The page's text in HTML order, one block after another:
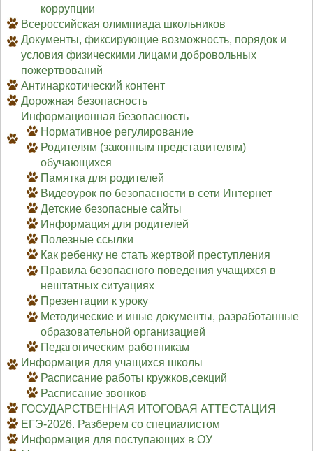
коррупции
Всероссийская олимпиада школьников
Документы, фиксирующие возможность, порядок и
условия физическими лицами добровольных
пожертвований
Антинаркотический контент
Дорожная безопасность
Информационная безопасность
Нормативное регулирование
Родителям (законным представителям)
обучающихся
Памятка для родителей
Видеоурок по безопасности в сети Интернет
Детские безопасные сайты
Информация для родителей
Полезные ссылки
Как ребенку не стать жертвой преступления
Правила безопасного поведения учащихся в
нештатных ситуациях
Презентации к уроку
Методические и иные документы, разработанные
образовательной организацией
Педагогическим работникам
Информация для учащихся школы
Расписание работы кружков,секций
Расписание звонков
ГОСУДАРСТВЕННАЯ ИТОГОВАЯ АТТЕСТАЦИЯ
ЕГЭ-2026. Разберем со специалистом
Информация для поступающих в ОУ